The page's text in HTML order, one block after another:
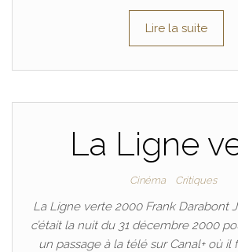
Lire la suite
La Ligne
Cinéma Critiques
La Ligne verte 2000 Frank Darabont
c’était la nuit du 31 décembre 2000
un passage à la télé sur Canal+ où il